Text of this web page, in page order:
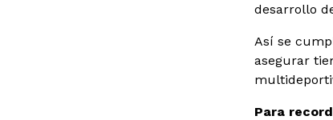
desarrollo
Así se
asegurar
Para